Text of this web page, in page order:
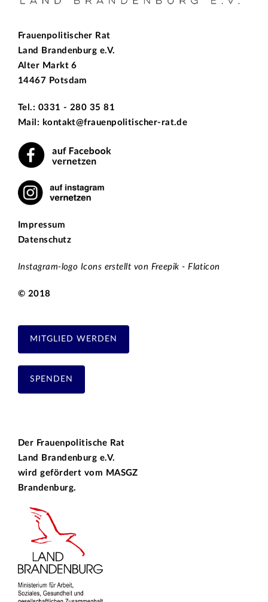
Frauenpolitischer Rat
Land Brandenburg e.V.
Alter Markt 6
14467 Potsdam
Tel.: 0331 - 280 35 81
Mail: kontakt@frauenpolitischer-rat.de
Impressum
Datenschutz
Instagram-logo Icons erstellt von Freepik - Flaticon
© 2018
MITGLIED WERDEN
SPENDEN
Der Frauenpolitische Rat
Land Brandenburg e.V.
wird gefördert vom MASGZ
Brandenburg.